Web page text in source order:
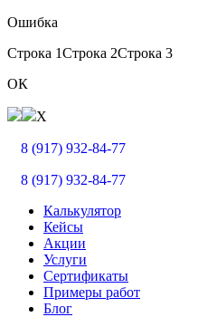
Ошибка
Строка 1Строка 2Строка 3
ОК
X
8 (917) 932-84-77
8 (917) 932-84-77
Калькулятор
Кейсы
Акции
Услуги
Сертификаты
Примеры работ
Блог